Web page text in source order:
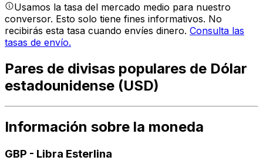
Usamos la tasa del mercado medio para nuestro
conversor. Esto solo tiene fines informativos. No
recibirás esta tasa cuando envíes dinero. Consulta las
tasas de envío.
Pares de divisas populares de Dólar
estadounidense (USD)
Información sobre la moneda
GBP - Libra Esterlina